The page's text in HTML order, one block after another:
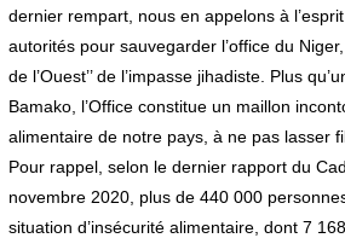
dernier rempart, nous en appelons à
autorités pour sauvegarder l’office du Niger,
de l’Ouest’’ de l’impasse jihadiste. Plus
Bamako, l’Office constitue un maillon
alimentaire de notre pays, à ne pas lasser
Pour rappel, selon le dernier rapport du
novembre 2020, plus de 440 000
situation d’insécurité alimentaire, dont 7